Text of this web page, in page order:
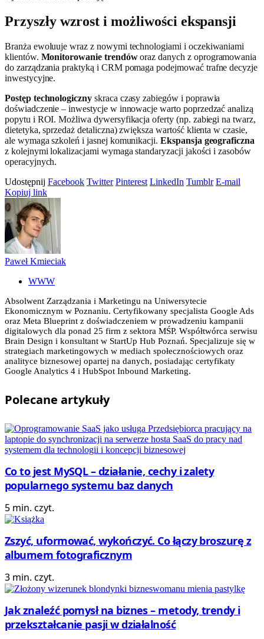
Przyszły wzrost i możliwości ekspansji
Branża ewoluuje wraz z nowymi technologiami i oczekiwaniami
klientów. Monitorowanie trendóworaz danych z oprogramowania
do zarządzania praktyką i CRM pomaga podejmować trafne decyzje
inwestycyjne.
Postęp technologiczny skraca czasy zabiegów i poprawia
doświadczenie – inwestycje w innowacje warto poprzedzać analizą
popytu i ROI. Możliwa dywersyfikacja oferty (np. zabiegi na twarz,
dietetyka, sprzedaż detaliczna) zwiększa wartość klienta w czasie,
ale wymaga szkoleń i jasnej komunikacji.Ekspansja geograficzna
z kolejnymi lokalizacjami wymaga standaryzacji jakości i zasobów
operacyjnych.
Udostępnij Facebook Twitter Pinterest LinkedIn Tumblr E-mail
Kopiuj link
Paweł Kmieciak
WWW
Absolwent Zarządzania i Marketingu na Uniwersytecie
Ekonomicznym w Poznaniu. Certyfikowany specjalista Google Ads
oraz Meta Blueprint z doświadczeniem w prowadzeniu kampanii
digitalowych dla ponad 25 firm z sektora MŚP. Współtwórca serwisu
Brain Design i konsultant w StartUp Hub Poznań. Specjalizuje się w
strategiach marketingowych w mediach społecznościowych oraz
analityce biznesowej opartej na danych, posiadając certyfikaty
Google Analytics 4 i HubSpot Inbound Marketing.
Polecane artykuły
Co to jest MySQL – działanie, cechy i zalety
popularnego systemu baz danych
5 min. czyt.
Zszyć, uformować, wykończyć. Co łączy broszurę z
albumem fotograficznym
3 min. czyt.
Jak znaleźć pomysł na biznes – metody, trendy i
przekształcanie pasji w działalność